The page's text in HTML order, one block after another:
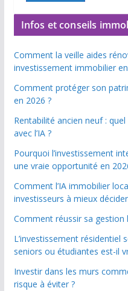
Infos et conseils
Comment la veille aides
investissement immobilier
Comment protéger son
en 2026 ?
Rentabilité ancien neuf :
avec l’IA ?
Pourquoi l’investissement
une vraie opportunité en
Comment l’IA immobilier
investisseurs à mieux
Comment réussir sa gestion
L’investissement résidentiel
seniors ou étudiantes est-il
Investir dans les murs
risque à éviter ?